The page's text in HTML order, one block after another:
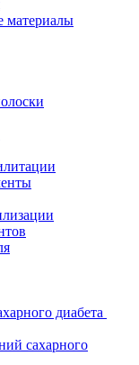
материалы
диабета
сахарного